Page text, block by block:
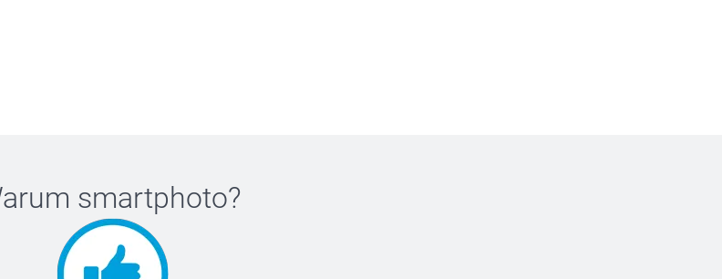
smartphoto?